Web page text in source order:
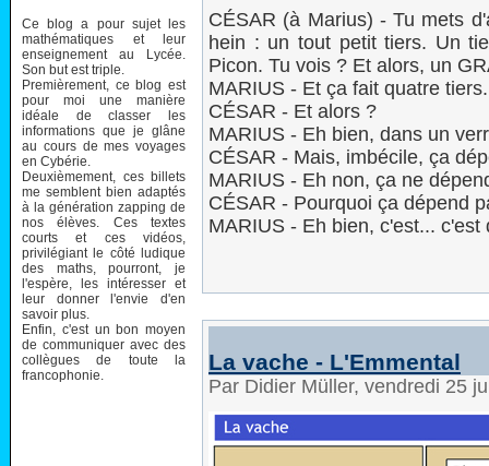
Ce blog a pour sujet les
mathématiques et leur
enseignement au Lycée.
Son but est triple.
Premièrement, ce blog est
pour moi une manière
idéale de classer les
informations que je glâne
au cours de mes voyages
en Cybérie.
Deuxièmement, ces billets
me semblent bien adaptés
à la génération zapping de
nos élèves. Ces textes
courts et ces vidéos,
privilégiant le côté ludique
des maths, pourront, je
l'espère, les intéresser et
leur donner l'envie d'en
savoir plus.
Enfin, c'est un bon moyen
de communiquer avec des
collègues de toute la
francophonie.
CÉSAR (à Marius) - Tu mets
hein : un tout petit tiers. Un
Picon. Tu vois ? Et alors, un
MARIUS - Et ça fait quatre tiers.
CÉSAR - Et alors ?
MARIUS - Eh bien, dans un
CÉSAR - Mais, imbécile, ça
MARIUS - Eh non, ça ne
CÉSAR - Pourquoi ça dépend
MARIUS - Eh bien, c'est... c'est
La vache - L'Emmental
Par Didier Müller, vendredi 25